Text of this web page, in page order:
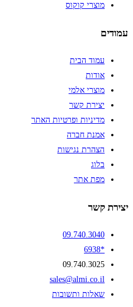
מוצרי קוקוס
עמודים
עמוד הבית
אודות
מוצרי אלמי
יצירת קשר
מדיניות ופרטיות האתר
אמנת חברה
הצהרת נגישות
בלוג
מפת אתר
יצירת קשר
09.740.3040
*6938
09.740.3025
sales@almi.co.il
שאלות ותשובות